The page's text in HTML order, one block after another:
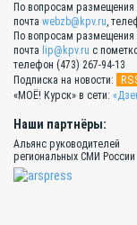
По вопросам размещения
почта webzb@kpv.ru,
По вопросам
почта lip@kpv.ru с
телефон (473) 267-94-13
Подписка на новости:
«МОЁ! Курск» в сети:
Наши партнёры:
Альянс руководителей
региональных СМИ России